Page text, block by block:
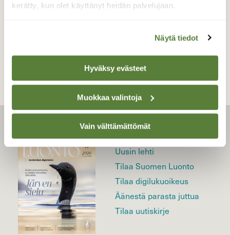
kerätty, kun olet käyttänyt heidän palvelujaan.
Näytä tiedot
Hyväksy evästeet
Muokkaa valintoja
Vain välttämättömät
TAKAISIN LISTAAN
LEHTI
Uusin lehti
Tilaa Suomen Luonto
Tilaa digilukuoikeus
Äänestä parasta juttua
Tilaa uutiskirje